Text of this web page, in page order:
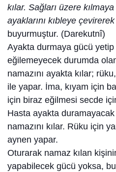
kılar. Sağları üzere
ayaklarını kıbleye çevirerek
buyurmuştur. (Darekutnî)
Ayakta durmaya gücü
eğilemeyecek durumda
namazını ayakta kılar;
ile yapar. İma, kıyam için
için biraz eğilmesi secde
Hasta ayakta
namazını kılar. Rüku için
aynen yapar.
Oturarak namaz kılan
yapabilecek gücü yoksa,